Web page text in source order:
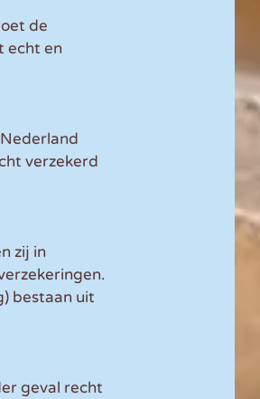
de
echt en
verzekerd
zij in
bestaan uit
geval recht